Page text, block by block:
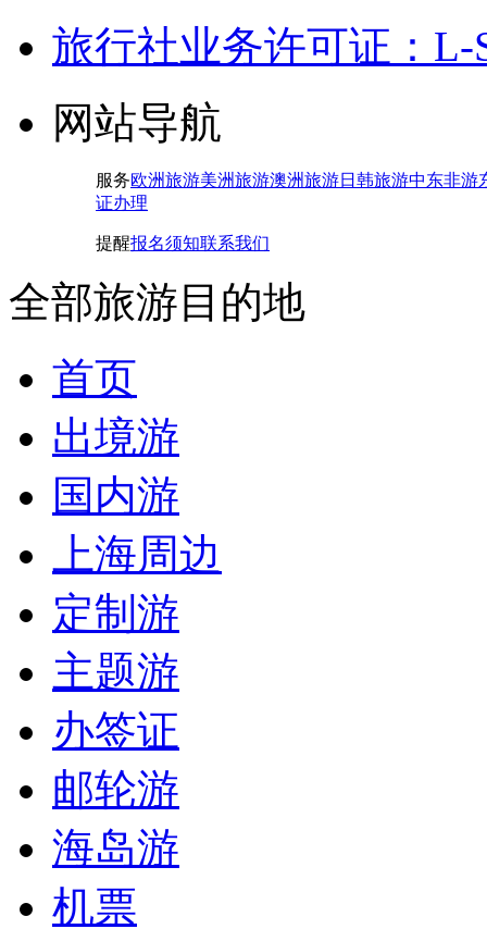
旅行社业务许可证：L-
网站导航
服务欧洲旅游美洲旅游澳洲旅游日韩旅游中东非游
证办理
提醒报名须知联系我们
全部旅游目的地
首页
出境游
国内游
上海周边
定制游
主题游
办签证
邮轮游
海岛游
机票